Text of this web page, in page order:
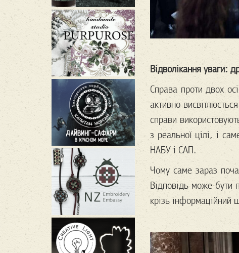
Відволікання уваги:
Справа проти двох
активно
справи
з реальної цілі, і
НАБУ і САП.
Чому саме зараз
Відповідь може бути
крізь інформаційний